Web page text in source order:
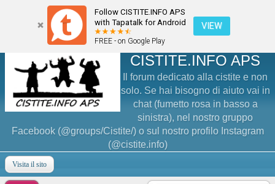
Follow CISTITE.INFO APS
with Tapatalk for Android
FREE - on Google Play
VIEW
CISTITE.INFO APS
Il forum dedicato alla cistite e non
solo. Se hai bisogno di aiuto vai in
chat (fumetto rosa in basso a
sinistra), nel nostro gruppo
Facebook (@groups/Cistite/) o sul nostro profilo Instagram
(@cistite.info)
Visita il sito